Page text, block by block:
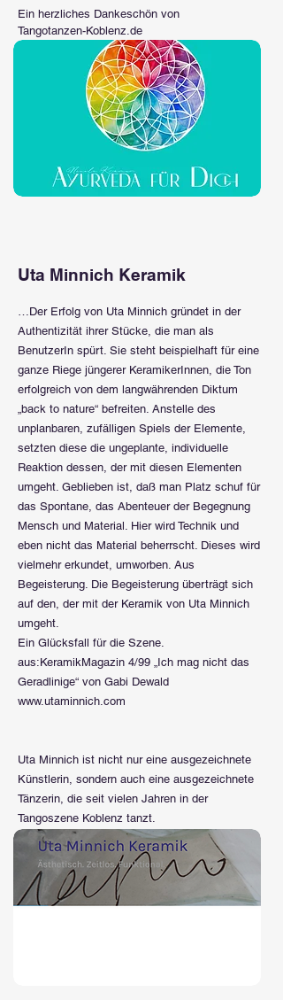
Ein herzliches Dankeschön von
Tangotanzen-Koblenz.de
Uta Minnich Keramik
…Der Erfolg von Uta Minnich gründet in der
Authentizität ihrer Stücke, die man als
BenutzerIn spürt. Sie steht beispielhaft für eine
ganze Riege jüngerer KeramikerInnen, die Ton
erfolgreich von dem langwährenden Diktum
„back to nature“ befreiten. Anstelle des
unplanbaren, zufälligen Spiels der Elemente,
setzten diese die ungeplante, individuelle
Reaktion dessen, der mit diesen Elementen
umgeht. Geblieben ist, daß man Platz schuf für
das Spontane, das Abenteuer der Begegnung
Mensch und Material. Hier wird Technik und
eben nicht das Material beherrscht. Dieses wird
vielmehr erkundet, umworben. Aus
Begeisterung. Die Begeisterung überträgt sich
auf den, der mit der Keramik von Uta Minnich
umgeht.
Ein Glücksfall für die Szene.
aus:KeramikMagazin 4/99 „Ich mag nicht das
Geradlinige“ von Gabi Dewald
www.utaminnich.com
Uta Minnich ist nicht nur eine ausgezeichnete
Künstlerin, sondern auch eine ausgezeichnete
Tänzerin, die seit vielen Jahren in der
Tangoszene Koblenz tanzt.